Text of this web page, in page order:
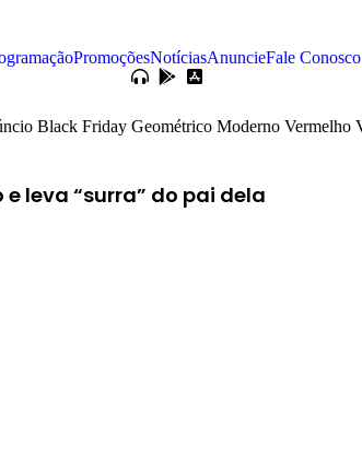
PromoçõesNotíciasAnuncieFale Conosco
leva “surra” do pai dela